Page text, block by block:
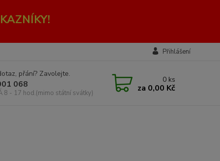
Přihlášení
přání? Zavolejte.
068
8 - 17 hod.(mimo státní svátky)
0 ks
za 0,00 Kč